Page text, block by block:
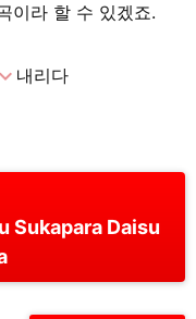
이라 할 수 있겠죠.
expand_more내리다
Sukapara Daisu